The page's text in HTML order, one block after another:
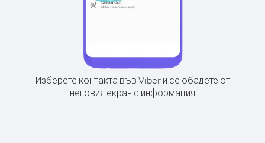
Изберете контакта във Viber и се обадете от
неговия екран с информация